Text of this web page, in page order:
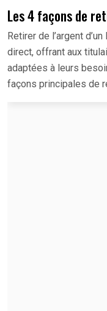
Les 4 façons de
Retirer de l’argent
direct, offrant aux
adaptées à leurs
façons principales de